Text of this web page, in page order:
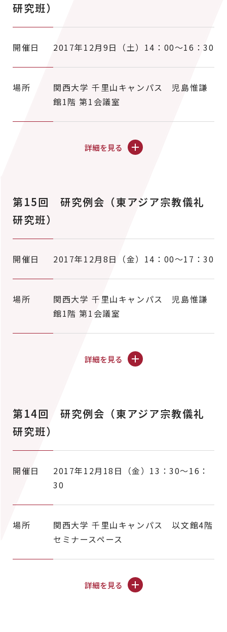
研究班）
開催日 2017年12月9日（土）14：00～16：30
場所
関西大学 千里山キャンパス 児島惟謙
館1階 第1会議室
詳細を見る
第15回 研究例会（東アジア宗教儀礼
研究班）
開催日 2017年12月8日（金）14：00～17：30
場所
関西大学 千里山キャンパス 児島惟謙
館1階 第1会議室
詳細を見る
第14回 研究例会（東アジア宗教儀礼
研究班）
開催日
2017年12月18日（金）13：30～16：
30
場所
関西大学 千里山キャンパス 以文館4階
セミナースペース
詳細を見る